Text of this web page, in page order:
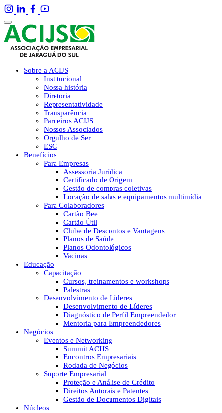
Sobre a ACIJS
Institucional
Nossa história
Diretoria
Representatividade
Transparência
Parceiros ACIJS
Nossos Associados
Orgulho de Ser
ESG
Benefícios
Para Empresas
Assessoria Jurídica
Certificado de Origem
Gestão de compras coletivas
Locação de salas e equipamentos multimídia
Para Colaboradores
Cartão Bee
Cartão Útil
Clube de Descontos e Vantagens
Planos de Saúde
Planos Odontológicos
Vacinas
Educação
Capacitação
Cursos, treinamentos e workshops
Palestras
Desenvolvimento de Líderes
Desenvolvimento de Líderes
Diagnóstico de Perfil Empreendedor
Mentoria para Empreendedores
Negócios
Eventos e Networking
Summit ACIJS
Encontros Empresariais
Rodada de Negócios
Suporte Empresarial
Proteção e Análise de Crédito
Direitos Autorais e Patentes
Gestão de Documentos Digitais
Núcleos